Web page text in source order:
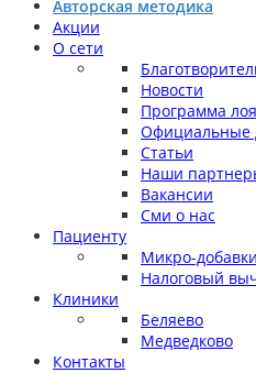
Авторская методика
Акции
О сети
Новости
Программа
Официальные
Статьи
Наши
Вакансии
Сми о нас
Пациенту
Микро-добавки
Налоговый
Клиники
Беляево
Медведково
Контакты